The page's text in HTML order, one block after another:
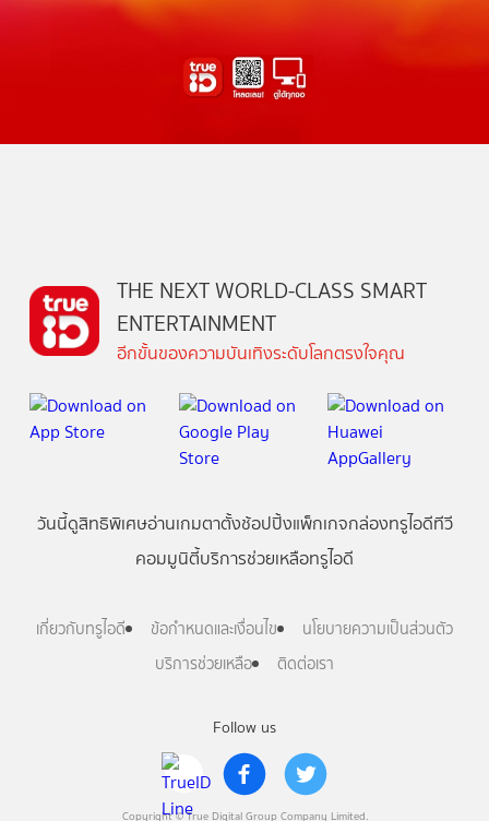
Follow us
Copyright © True Digital Group Company Limited.
THE NEXT WORLD-CLASS SMART
ENTERTAINMENT
อีกขั้นของความบันเทิงระดับโลกตรงใจคุณ
วันนี้ดูสิทธิพิเศษอ่านเกมตาตั้งช้อปปิ้งแพ็กเกจกล่องทรูไอดีทีวี
คอมมูนิตี้บริการช่วยเหลือทรูไอดี
เกี่ยวกับทรูไอดี ข้อกำหนดและเงื่อนไข
นโยบายความเป็นส่วนตัว
บริการช่วยเหลือ
ติดต่อเรา